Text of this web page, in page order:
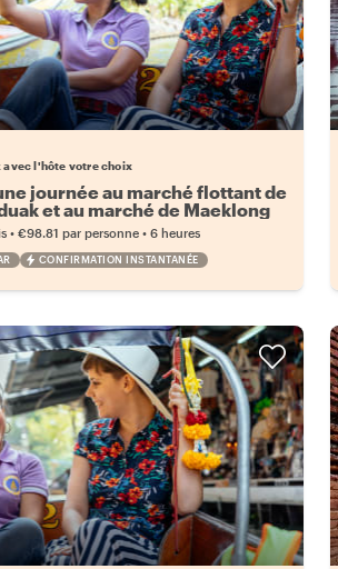
votre local favori
avec l'hôte votre choix
journée au marché flottant de
et au marché de Maeklong
•€98.81 par personne •6 heures
CONFIRMATION INSTANTANÉE
votre local favori